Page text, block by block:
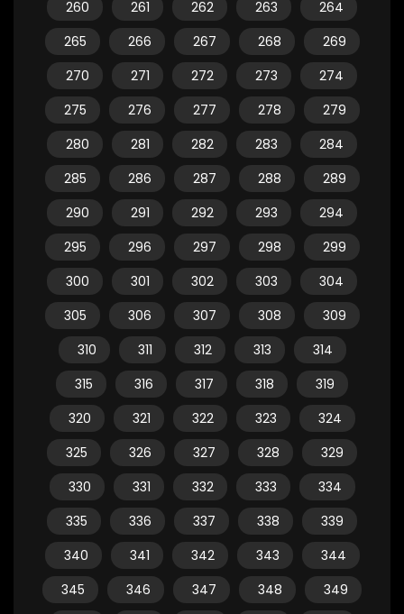
260
261 262 263
264
265
266 267 268
269
270
271 272 273
274
275
276 277 278
279
280
281 282 283
284
285
286 287 288
289
290
291 292 293
294
295
296 297 298
299
300
301 302 303
304
305
306 307 308
309
310
311 312 313
314
315
316 317 318
319
320
321 322 323
324
325
326 327 328
329
330
331 332 333
334
335
336 337 338
339
340
341 342 343
344
345
346 347 348
349